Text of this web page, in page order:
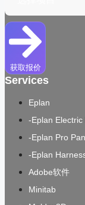
获取报价
Services
Eplan
-Eplan Electric
-Eplan Pro
-Eplan
Adobe软件
Minitab